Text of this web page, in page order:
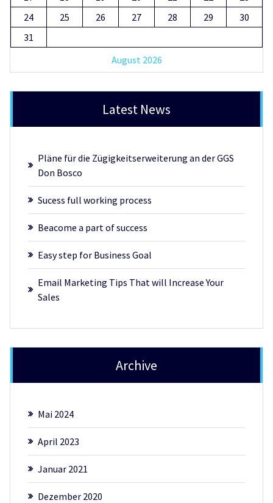
August 2026
24
25 26 27 28 29
30
31
Latest News
Pläne für die Zügigkeitserweiterung an der GGS
Don Bosco
Sucess full working process
Beacome a part of success
Easy step for Business Goal
Email Marketing Tips That will Increase Your
Sales
Archive
Mai 2024
April 2023
Januar 2021
Dezember 2020